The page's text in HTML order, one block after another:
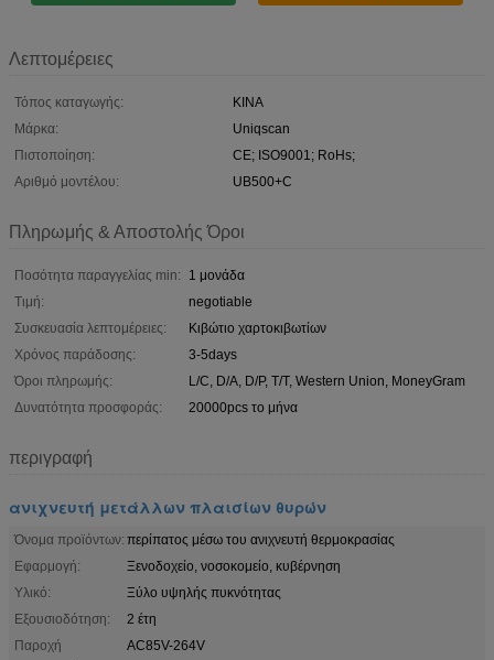
Λεπτομέρειες
Τόπος καταγωγής:
ΚΙΝΑ
Μάρκα:
Uniqscan
Πιστοποίηση:
CE; ISO9001; RoHs;
Αριθμό μοντέλου:
UB500+C
Πληρωμής & Αποστολής Όροι
Ποσότητα παραγγελίας min:
1 μονάδα
Τιμή:
negotiable
Συσκευασία λεπτομέρειες:
Κιβώτιο χαρτοκιβωτίων
Χρόνος παράδοσης:
3-5days
Όροι πληρωμής:
L/C, D/A, D/P, T/T, Western Union, MoneyGram
Δυνατότητα προσφοράς:
20000pcs το μήνα
περιγραφή
ανιχνευτή μετάλλων πλαισίων θυρών
Όνομα προϊόντων: περίπατος μέσω του ανιχνευτή θερμοκρασίας
Εφαρμογή:
Ξενοδοχείο, νοσοκομείο, κυβέρνηση
Υλικό:
Ξύλο υψηλής πυκνότητας
Εξουσιοδότηση:
2 έτη
Παροχή
AC85V-264V